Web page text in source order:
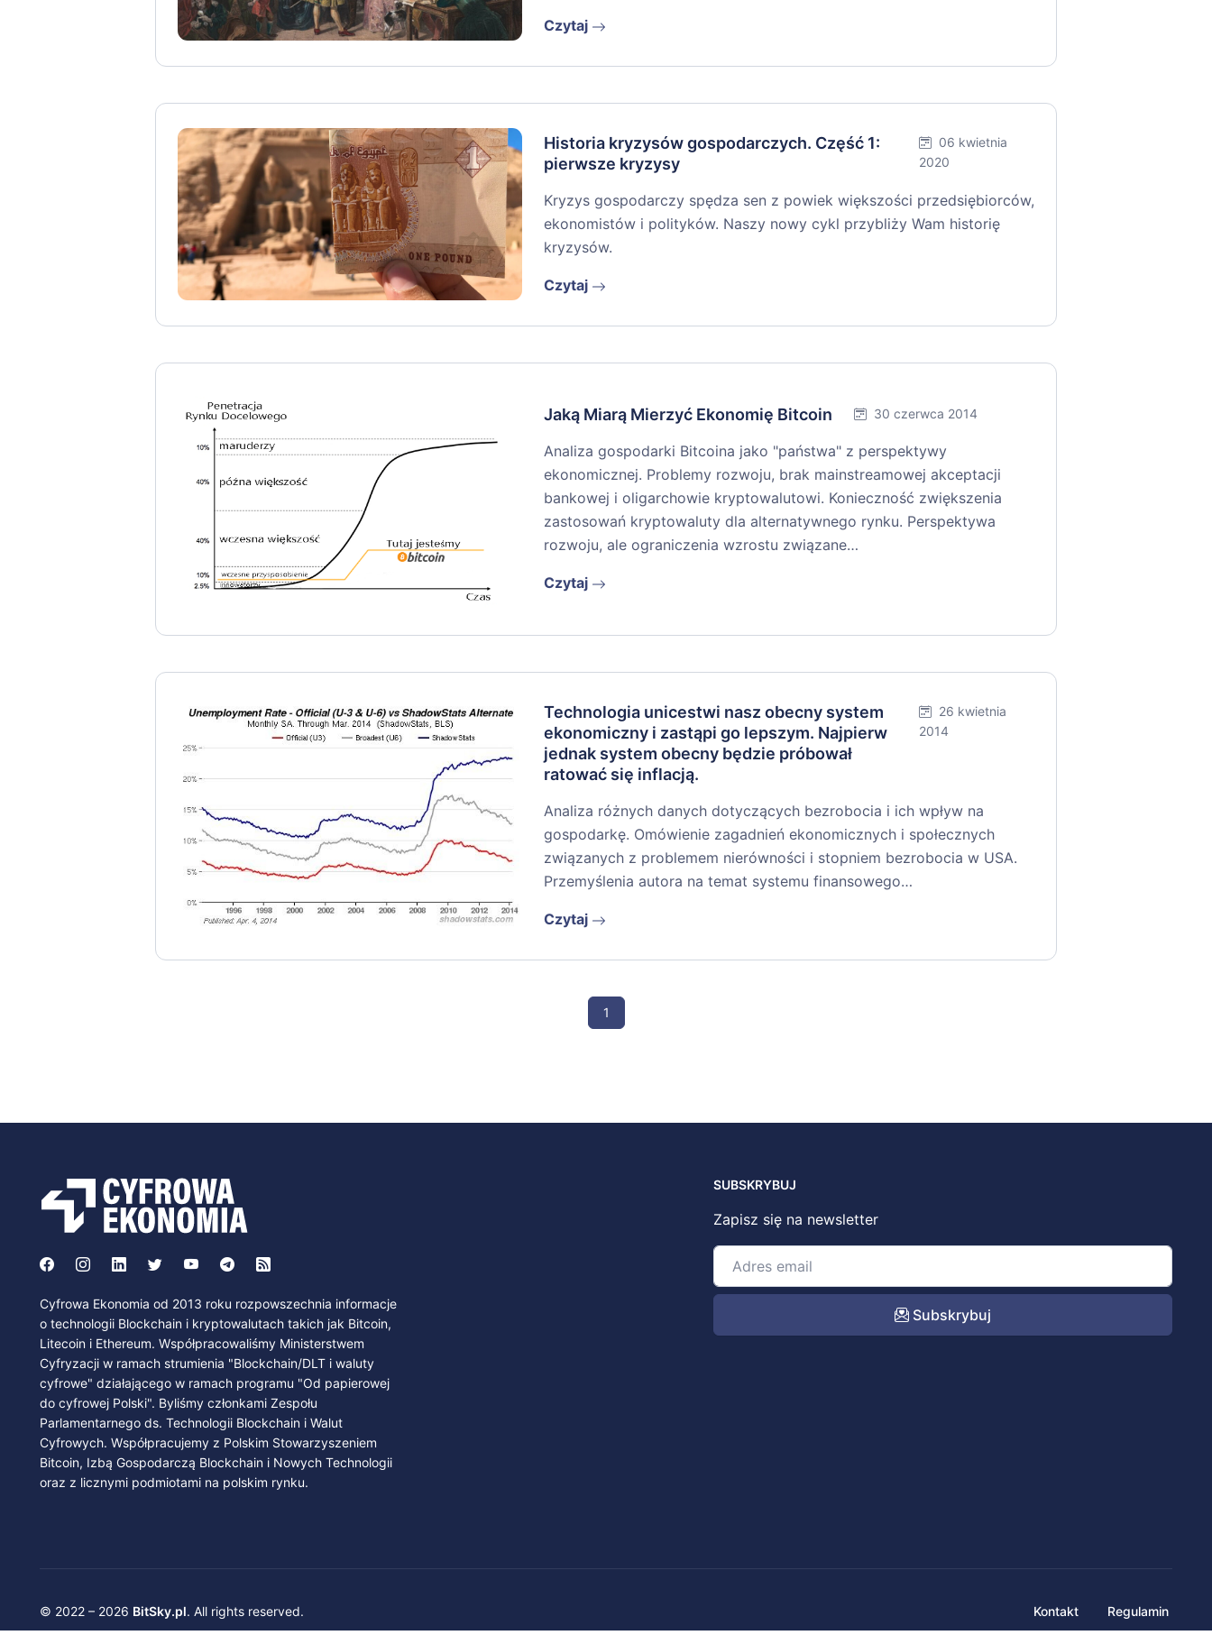
Czytaj
Historia kryzysów gospodarczych. Część 1:
pierwsze kryzysy
06 kwietnia
2020
Kryzys gospodarczy spędza sen z powiek większości przedsiębiorców,
ekonomistów i polityków. Naszy nowy cykl przybliży Wam historię
kryzysów.
Czytaj
Jaką Miarą Mierzyć Ekonomię Bitcoin 30 czerwca 2014
Analiza gospodarki Bitcoina jako "państwa" z perspektywy
ekonomicznej. Problemy rozwoju, brak mainstreamowej akceptacji
bankowej i oligarchowie kryptowalutowi. Konieczność zwiększenia
zastosowań kryptowaluty dla alternatywnego rynku. Perspektywa
rozwoju, ale ograniczenia wzrostu związane…
Czytaj
Technologia unicestwi nasz obecny system
ekonomiczny i zastąpi go lepszym. Najpierw
jednak system obecny będzie próbował
ratować się inflacją.
26 kwietnia
2014
Analiza różnych danych dotyczących bezrobocia i ich wpływ na
gospodarkę. Omówienie zagadnień ekonomicznych i społecznych
związanych z problemem nierówności i stopniem bezrobocia w USA.
Przemyślenia autora na temat systemu finansowego…
Czytaj
1
Cyfrowa Ekonomia od 2013 roku rozpowszechnia informacje
o technologii Blockchain i kryptowalutach takich jak Bitcoin,
Litecoin i Ethereum. Współpracowaliśmy Ministerstwem
Cyfryzacji w ramach strumienia "Blockchain/DLT i waluty
cyfrowe" działającego w ramach programu "Od papierowej
do cyfrowej Polski". Byliśmy członkami Zespołu
Parlamentarnego ds. Technologii Blockchain i Walut
Cyfrowych. Współpracujemy z Polskim Stowarzyszeniem
Bitcoin, Izbą Gospodarczą Blockchain i Nowych Technologii
oraz z licznymi podmiotami na polskim rynku.
SUBSKRYBUJ
Zapisz się na newsletter
Subskrybuj
© 2022 – 2026 BitSky.pl. All rights reserved. Kontakt Regulamin